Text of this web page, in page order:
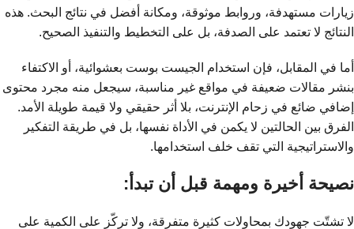
زيارات مستهدفة، وروابط موثوقة، ومكانة أفضل في نتائج البحث. هذه
النتائج لا تعتمد على الصدفة، بل على التخطيط والتنفيذ الصحيح.
أما في المقابل، فإن استخدام الجيست بوست بعشوائية، أو الاكتفاء
بنشر مقالات ضعيفة في مواقع غير مناسبة، سيجعل منه مجرد محتوى
إضافي ضائع في زحام الإنترنت، بلا أثر حقيقي ولا قيمة طويلة الأمد.
الفرق بين الحالتين لا يكمن في الأداة نفسها، بل في طريقة التفكير
والاستراتيجية التي تقف خلف استخدامها.
نصيحة أخيرة ومهمة قبل أن تبدأ:
لا تشتّت جهودك بمحاولات كثيرة متفرقة، ولا تركّز على الكمية على